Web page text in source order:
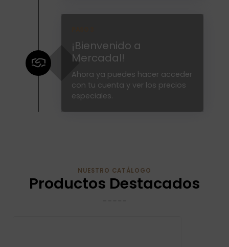
¡Bienvenido a
Mercadal!
Ahora ya puedes hacer acceder
con tu cuenta y ver los precios
especiales.
NUESTRO CATÁLOGO
Productos Destacados